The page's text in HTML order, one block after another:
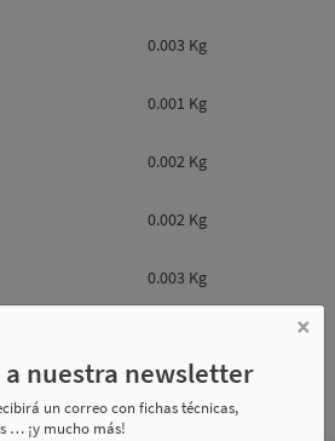
0.003 Kg
0.001 Kg
0.002 Kg
0.002 Kg
0.003 Kg
d1 d2
×
a nuestra newsletter
un correo con fichas técnicas,
… ¡y mucho más!